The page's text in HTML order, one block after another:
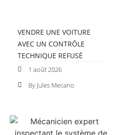
VENDRE UNE VOITURE
AVEC UN CONTRÔLE
TECHNIQUE REFUSÉ
1 août 2026
By Jules Mecano